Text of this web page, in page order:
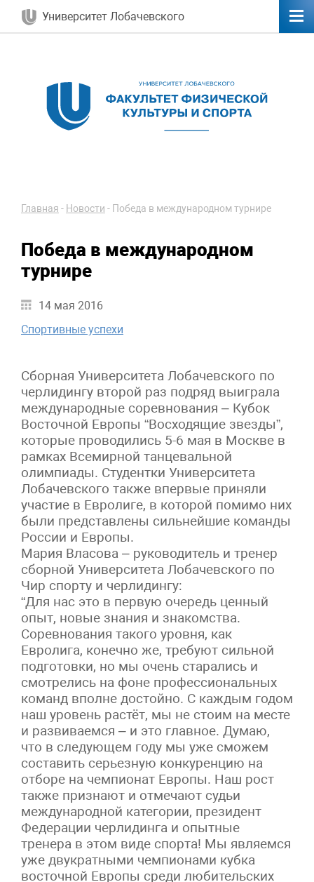
Университет Лобачевского
Главная - Новости - Победа в международном турнире
Победа в международном
турнире
14 мая 2016
Спортивные успехи
Сборная Университета Лобачевского по
черлидингу второй раз подряд выиграла
международные соревнования – Кубок
Восточной Европы “Восходящие звезды”,
которые проводились 5-6 мая в Москве в
рамках Всемирной танцевальной
олимпиады. Студентки Университета
Лобачевского также впервые приняли
участие в Евролиге, в которой помимо них
были представлены сильнейшие команды
России и Европы.
Мария Власова – руководитель и тренер
сборной Университета Лобачевского по
Чир спорту и черлидингу:
“Для нас это в первую очередь ценный
опыт, новые знания и знакомства.
Соревнования такого уровня, как
Евролига, конечно же, требуют сильной
подготовки, но мы очень старались и
смотрелись на фоне профессиональных
команд вполне достойно. С каждым годом
наш уровень растёт, мы не стоим на месте
и развиваемся – и это главное. Думаю,
что в следующем году мы уже сможем
составить серьезную конкуренцию на
отборе на чемпионат Европы. Наш рост
также признают и отмечают судьи
международной категории, президент
Федерации черлидинга и опытные
тренера в этом виде спорта! Мы являемся
уже двукратными чемпионами кубка
восточной Европы среди любительских